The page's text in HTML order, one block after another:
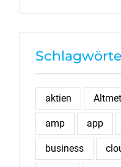
aktien
amp app
business